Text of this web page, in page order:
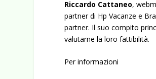
Riccardo Cattaneo,
partner di Hp Vacanze e
partner. Il suo compito
valutarne la loro fattibilità.
Per informazioni